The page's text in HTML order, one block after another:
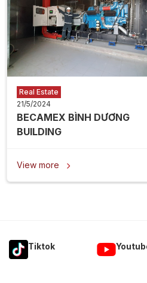
Real Estate
21/5/2024
BECAMEX BÌNH DƯƠNG
BUILDING
View more 
Tiktok